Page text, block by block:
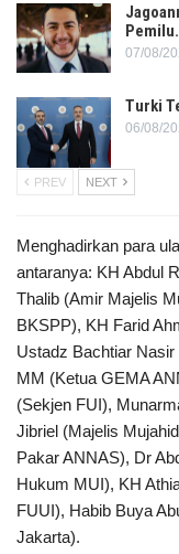
07/08/
Turki
06/08/
PREV NEXT
Menghadirkan para
antaranya: KH Abdul
Thalib (Amir Majelis
BKSPP), KH Farid
Ustadz Bachtiar
MM (Ketua GEMA
(Sekjen FUI),
Jibriel (Majelis
Pakar ANNAS), Dr
Hukum MUI), KH
FUUI), Habib Buya
Jakarta).